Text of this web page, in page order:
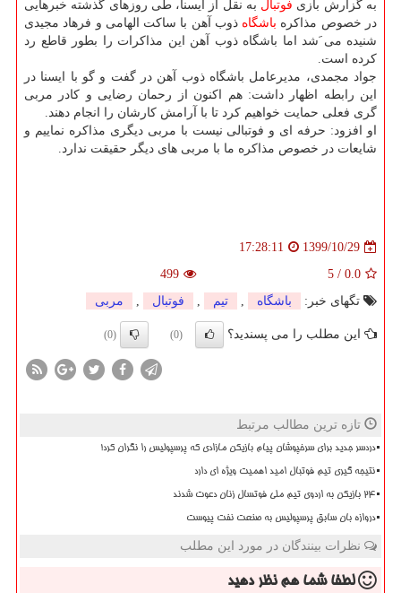
به گزارش بازی فوتبال به نقل از ایسنا، طی روزهای گذشته خبرهایی
در خصوص مذاکره باشگاه ذوب آهن با ساکت الهامی و فرهاد مجیدی
شنیده می َشد اما باشگاه ذوب آهن این مذاکرات را بطور قاطع رد
کرده است.
جواد مجمدی، مدیرعامل باشگاه ذوب آهن در گفت و گو با ایسنا در
این رابطه اظهار داشت: هم اکنون از رحمان رضایی و کادر مربی
گری فعلی حمایت خواهیم کرد تا با آرامش کارشان را انجام دهند.
او افزود: حرفه ای و فوتبالی نیست با مربی دیگری مذاکره نماییم و
شایعات در خصوص مذاکره ما با مربی های دیگر حقیقت ندارد.
1399/10/29
17:28:11
0.0
/
5
499
تگهای خبر:
باشگاه , تیم , فوتبال , مربی
این مطلب را می پسندید؟ (0)
(0)
تازه ترین مطالب مرتبط
دردسر جدید برای سرخپوشان پیام بازیکن مازادی که پرسپولیس را نگران کرد!
نتیجه گیری تیم فوتبال امید اهمیت ویژه ای دارد
۲۴ بازیکن به اردوی تیم ملی فوتسال زنان دعوت شدند
دروازه بان سابق پرسپولیس به صنعت نفت پیوست
نظرات بینندگان در مورد این مطلب
لطفا شما همنظر دهید